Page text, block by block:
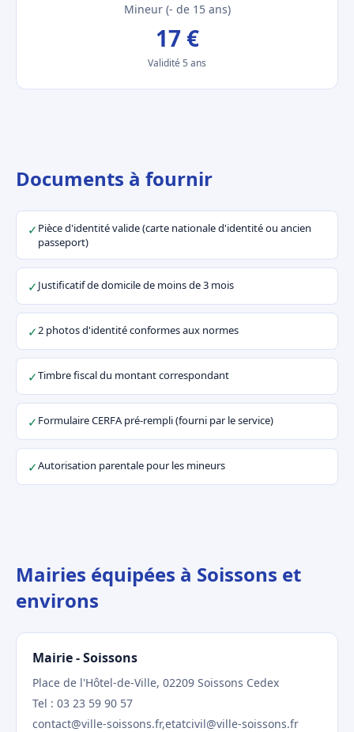
Mineur (- de 15 ans)
17 €
Validité 5 ans
Documents à fournir
✓ Pièce d'identité valide (carte nationale d'identité ou ancien
passeport)
✓Justificatif de domicile de moins de 3 mois
✓2 photos d'identité conformes aux normes
✓Timbre fiscal du montant correspondant
✓ Formulaire CERFA pré-rempli (fourni par le service)
✓Autorisation parentale pour les mineurs
Mairies équipées à Soissons et
environs
Mairie - Soissons
Place de l'Hôtel-de-Ville, 02209 Soissons Cedex
Tel : 03 23 59 90 57
contact@ville-soissons.fr,etatcivil@ville-soissons.fr